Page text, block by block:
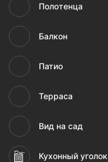
Полотенца
Балкон
Патио
Терраса
Вид на сад
Кухонный уголок